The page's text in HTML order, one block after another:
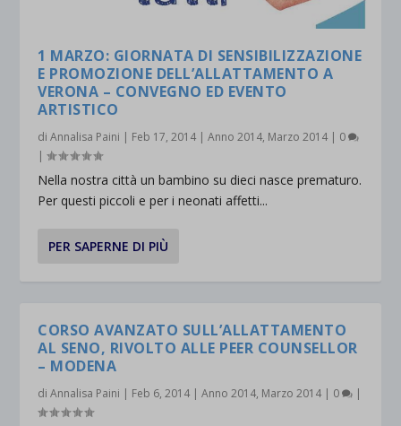
1 MARZO: GIORNATA DI SENSIBILIZZAZIONE
E PROMOZIONE DELL’ALLATTAMENTO A
VERONA – CONVEGNO ED EVENTO
ARTISTICO
diAnnalisa Paini | Feb 17, 2014 |Anno 2014, Marzo 2014 | 0
|
Nella nostra città un bambino su dieci nasce prematuro.
Per questi piccoli e per i neonati affetti...
PER SAPERNE DI PIÙ
CORSO AVANZATO SULL’ALLATTAMENTO
AL SENO, RIVOLTO ALLE PEER COUNSELLOR
– MODENA
diAnnalisa Paini | Feb 6, 2014 |Anno 2014, Marzo 2014 | 0 |